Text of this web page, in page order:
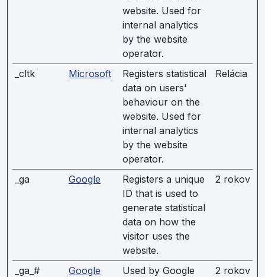
website. Used for
internal analytics
by the website
operator.
_cltk Microsoft
Registers statistical
data on users'
behaviour on the
website. Used for
internal analytics
by the website
operator.
Relácia
_ga Google
Registers a unique
ID that is used to
generate statistical
data on how the
visitor uses the
website.
2 rokov
_ga_# Google
Used by Google
2 rokov